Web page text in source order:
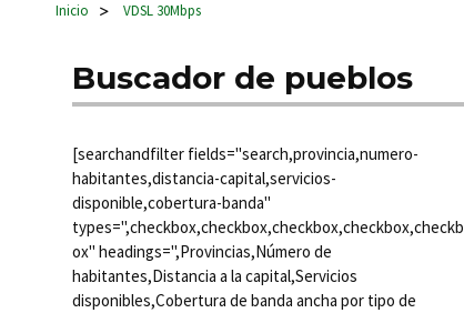
Inicio > VDSL 30Mbps
Buscador de pueblos
[searchandfilter fields="search,provincia,numero-
habitantes,distancia-capital,servicios-
disponible,cobertura-banda"
types=",checkbox,checkbox,checkbox,checkbox,checkb
ox" headings=",Provincias,Número de
habitantes,Distancia a la capital,Servicios
disponibles,Cobertura de banda ancha por tipo de